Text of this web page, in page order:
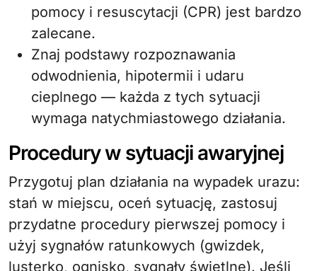
pomocy i resuscytacji (CPR) jest bardzo
zalecane.
Znaj podstawy rozpoznawania
odwodnienia, hipotermii i udaru
cieplnego — każda z tych sytuacji
wymaga natychmiastowego działania.
Procedury w sytuacji awaryjnej
Przygotuj plan działania na wypadek urazu:
stań w miejscu, oceń sytuację, zastosuj
przydatne procedury pierwszej pomocy i
użyj sygnałów ratunkowych (gwizdek,
lusterko, ognisko, sygnały świetlne). Jeśli